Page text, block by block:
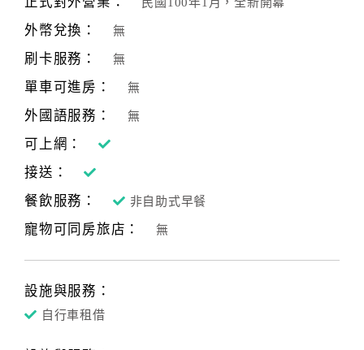
作
提
店
合
作
合
外幣兌換： 無
刷卡服務： 無
單車可進房： 無
外國語服務： 無
可上網：
接送：
餐飲服務：
非自助式早餐
寵物可同房旅店： 無
設施與服務：
自行車租借